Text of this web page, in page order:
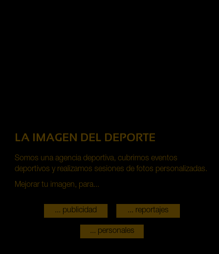
LA IMAGEN DEL DEPORTE
Somos una agencia deportiva, cubrimos eventos
deportivos y realizamos sesiones de fotos personalizadas.
Mejorar tu imagen, para...
... publicidad ... reportajes
... personales